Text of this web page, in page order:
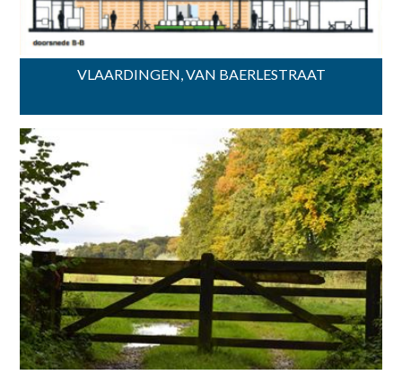
VLAARDINGEN, VAN BAERLESTRAAT